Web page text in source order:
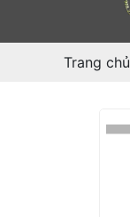
Trang chủ